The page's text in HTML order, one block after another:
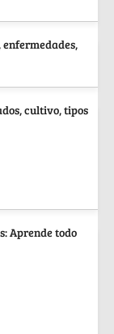
enfermedades,
cultivo, tipos
Aprende todo